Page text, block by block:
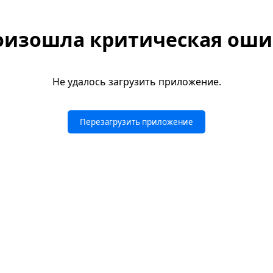
критическая
Не удалось загрузить приложение.
Перезагрузить приложение